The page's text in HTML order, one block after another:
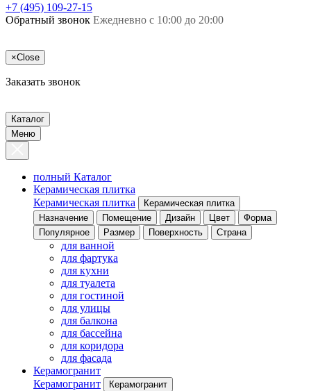
+7 (495) 109-27-15
Обратный звонок Ежедневно с 10:00 до 20:00
×Close
Заказать звонок
Каталог
Меню
полный Каталог
Керамическая плитка
Керамическая плитка
Керамическая плитка
Назначение
Помещение Дизайн Цвет
Форма
Популярное
Размер Поверхность Страна
для ванной
для фартука
для кухни
для туалета
для гостиной
для улицы
для балкона
для бассейна
для коридора
для фасада
Керамогранит
Керамогранит
Керамогранит